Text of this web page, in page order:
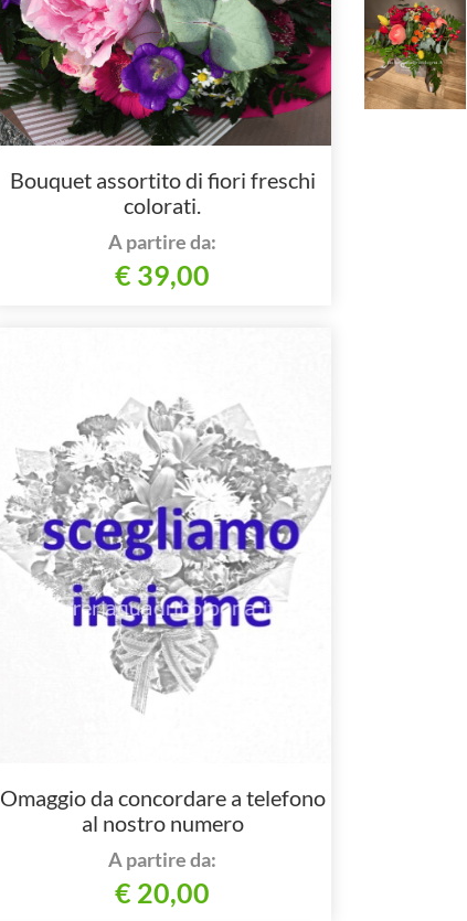
Bouquet assortito di fiori freschi
colorati.
A partire da:
€ 39,00
Omaggio da concordare a telefono
al nostro numero
A partire da:
€ 20,00